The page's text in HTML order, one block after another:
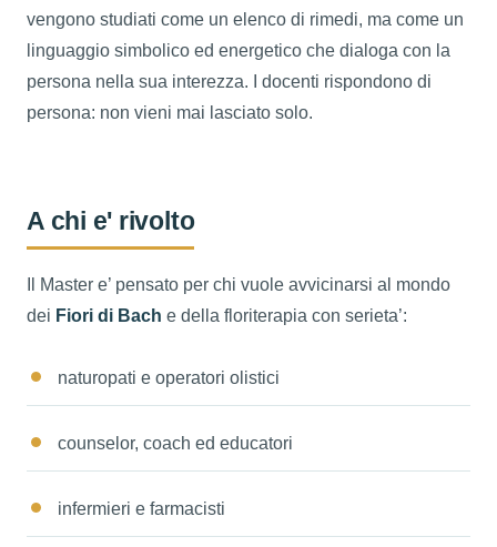
vengono studiati come un elenco di rimedi, ma come un
linguaggio simbolico ed energetico che dialoga con la
persona nella sua interezza. I docenti rispondono di
persona: non vieni mai lasciato solo.
A chi e' rivolto
Il Master e’ pensato per chi vuole avvicinarsi al mondo
dei Fiori di Bach e della floriterapia con serieta’:
naturopati e operatori olistici
counselor, coach ed educatori
infermieri e farmacisti